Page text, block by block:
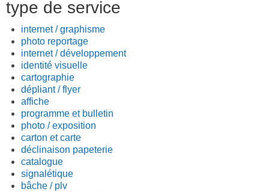
type de service
internet / graphisme
photo reportage
internet / développement
identité visuelle
cartographie
dépliant / flyer
affiche
programme et bulletin
photo / exposition
carton et carte
déclinaison papeterie
catalogue
signalétique
bâche / plv